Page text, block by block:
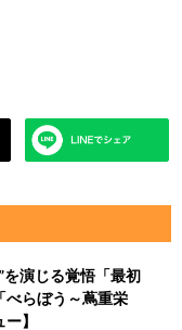
演じる覚悟「最初
べらぼう～蔦重栄
】